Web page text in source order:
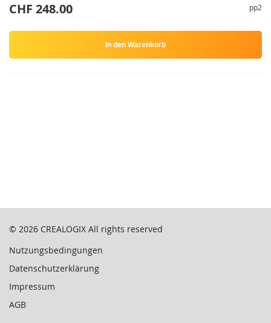
CHF 248.00 pp2
In den Warenkorb
© 2026 CREALOGIX All rights reserved
Nutzungsbedingungen
Datenschutzerklärung
Impressum
AGB